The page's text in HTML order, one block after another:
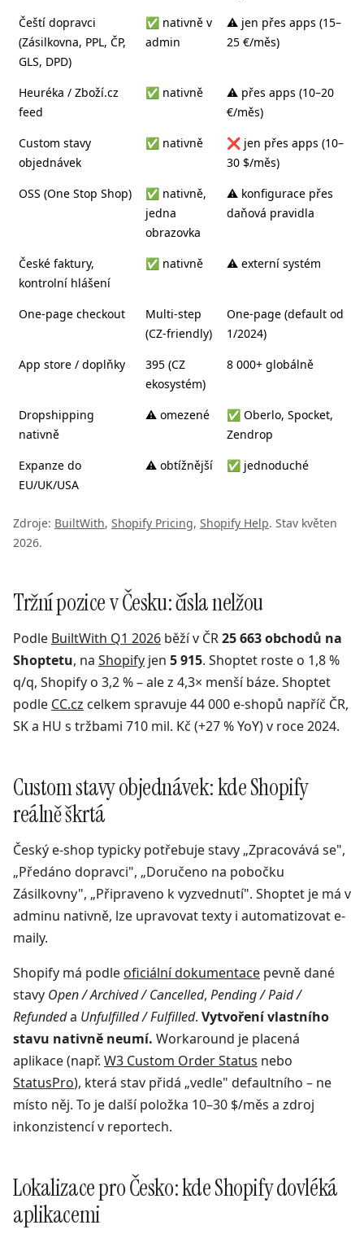
Čeští dopravci
(Zásilkovna, PPL, ČP,
GLS, DPD)
✅ nativně v
admin
⚠️ jen přes apps (15–
25 €/měs)
Heuréka / Zboží.cz
feed
✅ nativně
⚠️ přes apps (10–20
€/měs)
Custom stavy
objednávek
✅ nativně
❌ jen přes apps (10–
30 $/měs)
OSS (One Stop Shop)
✅ nativně,
jedna
obrazovka
⚠️ konfigurace přes
daňová pravidla
České faktury,
kontrolní hlášení
✅ nativně ⚠️ externí systém
One-page checkout
Multi-step
(CZ-friendly)
One-page (default od
1/2024)
App store / doplňky
395 (CZ
ekosystém)
8 000+ globálně
Dropshipping
nativně
⚠️ omezené
✅ Oberlo, Spocket,
Zendrop
Expanze do
EU/UK/USA
⚠️ obtížnější ✅ jednoduché
Zdroje: BuiltWith, Shopify Pricing, Shopify Help. Stav květen
2026.
Tržní pozice v Česku: čísla nelžou
Podle BuiltWith Q1 2026 běží v ČR25 663 obchodů na
Shoptetu, na Shopify jen 5 915. Shoptet roste o 1,8 %
q/q, Shopify o 3,2 % – ale z 4,3× menší báze. Shoptet
podle CC.cz celkem spravuje 44 000 e-shopů napříč ČR,
SK a HU s tržbami 710 mil. Kč (+27 % YoY) v roce 2024.
Custom stavy objednávek: kde Shopify
reálně škrtá
Český e-shop typicky potřebuje stavy „Zpracovává se",
„Předáno dopravci", „Doručeno na pobočku
Zásilkovny", „Připraveno k vyzvednutí". Shoptet je má v
adminu nativně, lze upravovat texty i automatizovat e-
maily.
Shopify má podle oficiální dokumentace pevně dané
stavy Open / Archived / Cancelled, Pending / Paid /
Refundeda Unfulfilled / Fulfilled. Vytvoření vlastního
stavu nativně neumí. Workaround je placená
aplikace (např. W3 Custom Order Status nebo
StatusPro), která stav přidá „vedle" defaultního – ne
místo něj. To je další položka 10–30 $/měs a zdroj
inkonzistencí v reportech.
Lokalizace pro Česko: kde Shopify dovléká
aplikacemi